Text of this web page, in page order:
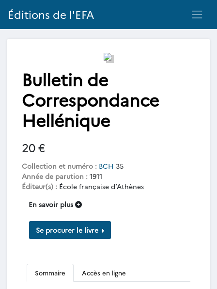
Éditions de l'EFA
Bulletin de
Correspondance
Hellénique
20 €
Collection et numéro : BCH 35
Année de parution : 1911
Éditeur(s) : École française d’Athènes
En savoir plus
Se procurer le livre
Sommaire Accès en ligne